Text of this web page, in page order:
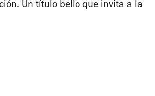
Un título bello que invita a la